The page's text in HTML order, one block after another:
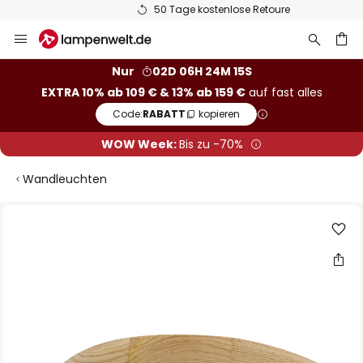
50 Tage kostenlose Retoure
Inhalt
Nur
02D 06H 24M 15S
EXTRA 10% ab 109 € & 13% ab 159 €auf fast alles
Code:RABATT kopieren
WOW Week:Bis zu -70%
Wandleuchten